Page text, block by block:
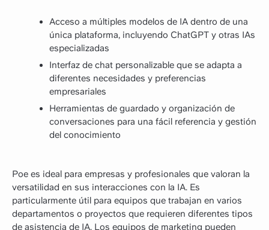
Acceso a múltiples modelos de IA dentro de una
única plataforma, incluyendo ChatGPT y otras IAs
especializadas
Interfaz de chat personalizable que se adapta a
diferentes necesidades y preferencias
empresariales
Herramientas de guardado y organización de
conversaciones para una fácil referencia y gestión
del conocimiento
Poe es ideal para empresas y profesionales que valoran la
versatilidad en sus interacciones con la IA. Es
particularmente útil para equipos que trabajan en varios
departamentos o proyectos que requieren diferentes tipos
de asistencia de IA. Los equipos de marketing pueden